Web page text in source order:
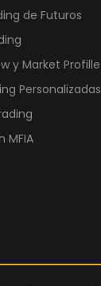
de Futuros
y Market Profille
Personalizadas
MFIA